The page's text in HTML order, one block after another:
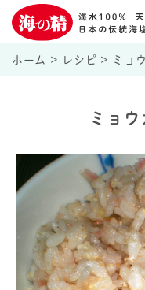
ホーム > レシピ > ミョ
ミョ